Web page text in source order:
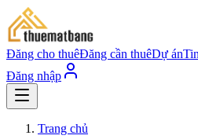
Đăng cho thuêĐăng cần thuêDự án
Đăng nhập
Trang chủ